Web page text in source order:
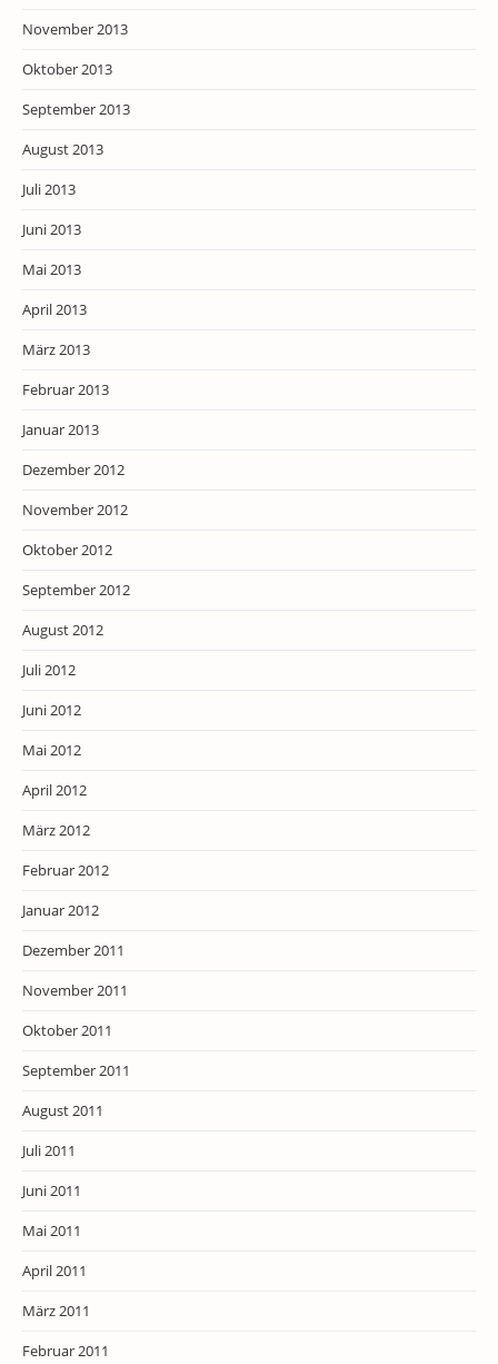
November 2013
Oktober 2013
September 2013
August 2013
Juli 2013
Juni 2013
Mai 2013
April 2013
März 2013
Februar 2013
Januar 2013
Dezember 2012
November 2012
Oktober 2012
September 2012
August 2012
Juli 2012
Juni 2012
Mai 2012
April 2012
März 2012
Februar 2012
Januar 2012
Dezember 2011
November 2011
Oktober 2011
September 2011
August 2011
Juli 2011
Juni 2011
Mai 2011
April 2011
März 2011
Februar 2011